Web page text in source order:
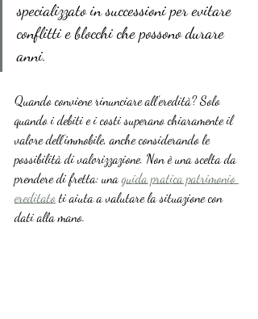
specializzato in successioni per evitare
conflitti e blocchi che possono durare
anni.
Quando conviene rinunciare all’eredità? Solo
quando i debiti e i costi superano chiaramente il
valore dell’immobile, anche considerando le
possibilità di valorizzazione. Non è una scelta da
prendere di fretta: una guida pratica patrimonio
ereditato ti aiuta a valutare la situazione con
dati alla mano.